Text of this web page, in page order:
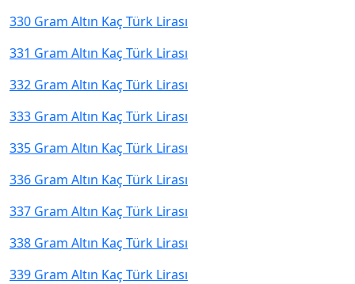
330 Gram Altın Kaç Türk Lirası
331 Gram Altın Kaç Türk Lirası
332 Gram Altın Kaç Türk Lirası
333 Gram Altın Kaç Türk Lirası
335 Gram Altın Kaç Türk Lirası
336 Gram Altın Kaç Türk Lirası
337 Gram Altın Kaç Türk Lirası
338 Gram Altın Kaç Türk Lirası
339 Gram Altın Kaç Türk Lirası